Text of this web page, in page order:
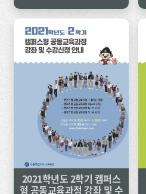
2021학년도 2학기 캠퍼스
형 공동교육과정 강좌 및 수